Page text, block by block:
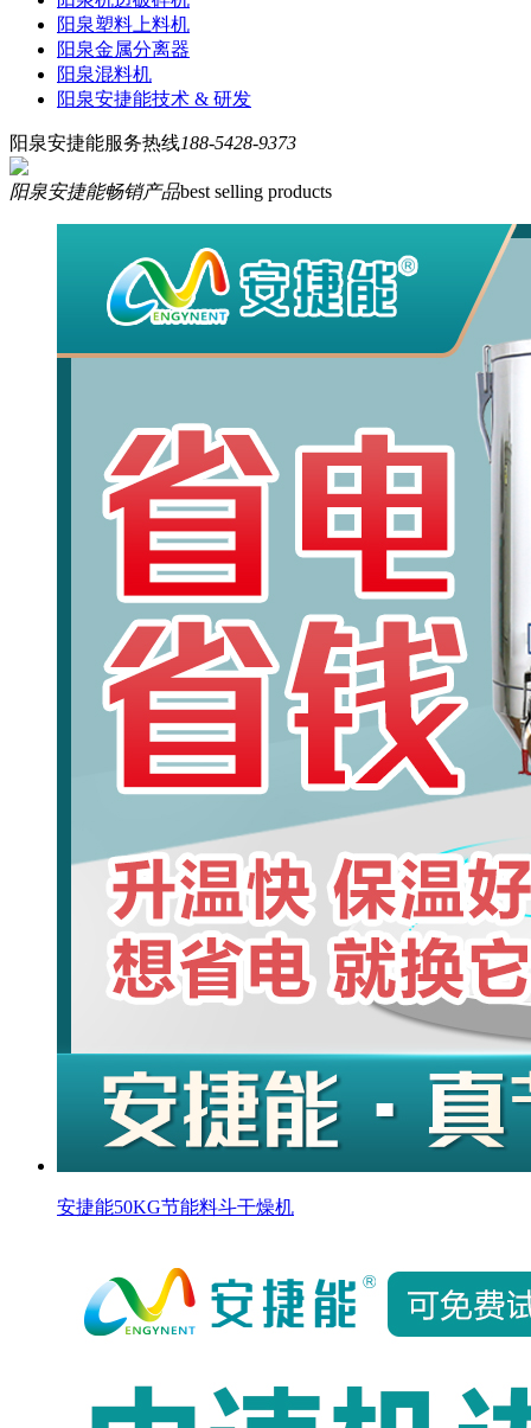
阳泉塑料上料机
阳泉金属分离器
阳泉混料机
阳泉安捷能技术 & 研发
阳泉安捷能服务热线188-5428-9373
阳泉安捷能畅销产品best selling products
安捷能50KG节能料斗干燥机